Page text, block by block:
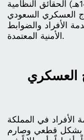
الدليل المحدث لعام 2026 (1448هـ) الحقائق النظامية
العسكري السعودي
الأفراد والضوابط
الأمنية المعتمدة.
العسكري
خدمة الأفراد في المملكة
بشكل قطعي وصارم